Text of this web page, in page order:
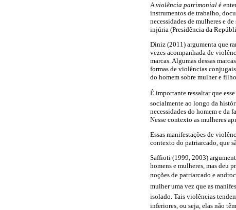
A violência patrimonial é
instrumentos de trabalho,
necessidades de mulheres e
injúria (Presidência da
Diniz (2011) argumenta que
vezes acompanhada de
marcas. Algumas dessas
formas de violências
do homem sobre mulher e
É importante ressaltar que
socialmente ao longo da
necessidades do homem e da
Nesse contexto as mulheres
Essas manifestações de
contexto do patriarcado, que
Saffioti (1999, 2003)
homens e mulheres, mas deu
noções de patriarcado e
mulher uma vez que as
isolado. Tais violências
inferiores, ou seja, elas não